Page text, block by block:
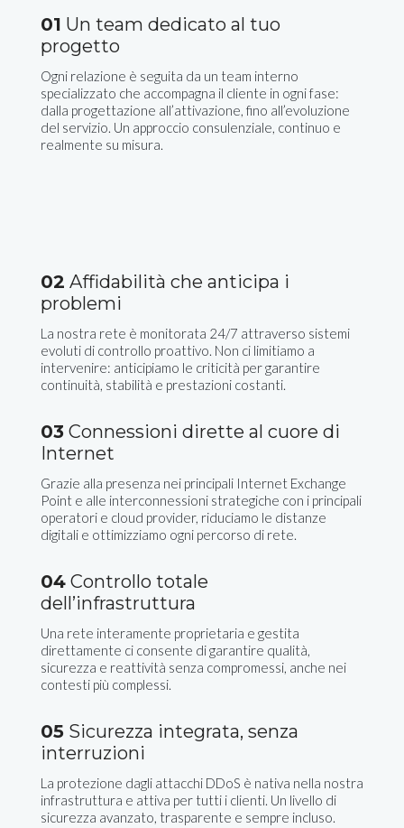
01 Un team dedicato al tuo
progetto
Ogni relazione è seguita da un team interno
specializzato che accompagna il cliente in ogni fase:
dalla progettazione all’attivazione, fino all’evoluzione
del servizio. Un approccio consulenziale, continuo e
realmente su misura.
02 Affidabilità che anticipa i
problemi
La nostra rete è monitorata 24/7 attraverso sistemi
evoluti di controllo proattivo. Non ci limitiamo a
intervenire: anticipiamo le criticità per garantire
continuità, stabilità e prestazioni costanti.
03 Connessioni dirette al cuore di
Internet
Grazie alla presenza nei principali Internet Exchange
Point e alle interconnessioni strategiche con i principali
operatori e cloud provider, riduciamo le distanze
digitali e ottimizziamo ogni percorso di rete.
04 Controllo totale
dell’infrastruttura
Una rete interamente proprietaria e gestita
direttamente ci consente di garantire qualità,
sicurezza e reattività senza compromessi, anche nei
contesti più complessi.
05 Sicurezza integrata, senza
interruzioni
La protezione dagli attacchi DDoS è nativa nella nostra
infrastruttura e attiva per tutti i clienti. Un livello di
sicurezza avanzato, trasparente e sempre incluso.